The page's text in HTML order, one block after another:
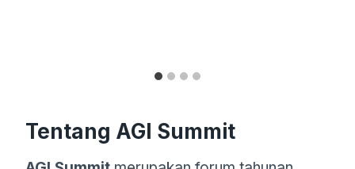
Tentang AGI Summit